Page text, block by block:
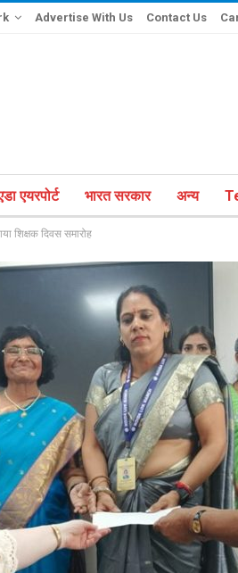
Advertise With Us Contact Us
एयरपोर्ट भारत सरकार अन्य
शिक्षक दिवस समारोह